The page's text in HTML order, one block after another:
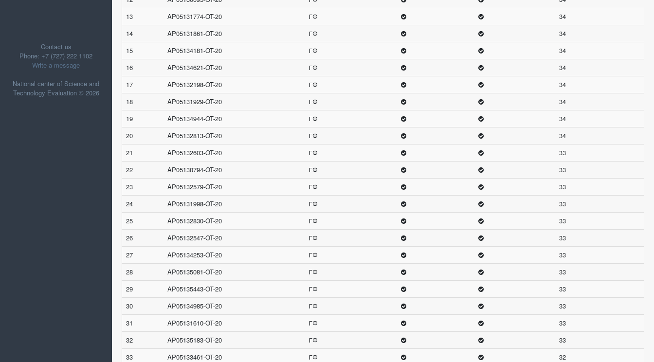
Contact us
Phone: +7 (727) 222 1102
Write a message
National center of Science and
Technology Evaluation © 2026
13
AP05131774-OT-20 ГФ
34
14
AP05131861-OT-20 ГФ
34
15
AP05134181-OT-20 ГФ
34
16
AP05134621-OT-20 ГФ
34
17
AP05132198-OT-20 ГФ
34
18
AP05131929-OT-20 ГФ
34
19
AP05134944-OT-20 ГФ
34
20
AP05132813-OT-20 ГФ
34
21
AP05132603-OT-20 ГФ
33
22
AP05130794-OT-20 ГФ
33
23
AP05132579-OT-20 ГФ
33
24
AP05131998-OT-20 ГФ
33
25
AP05132830-OT-20 ГФ
33
26
AP05132547-OT-20 ГФ
33
27
AP05134253-OT-20 ГФ
33
28
AP05135081-OT-20 ГФ
33
29
AP05135443-OT-20 ГФ
33
30
AP05134985-OT-20 ГФ
33
31
AP05131610-OT-20 ГФ
33
32
AP05135183-OT-20 ГФ
33
33
AP05133461-OT-20 ГФ
32